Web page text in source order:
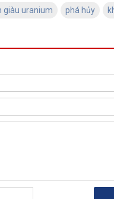
giàu uranium phá hủy